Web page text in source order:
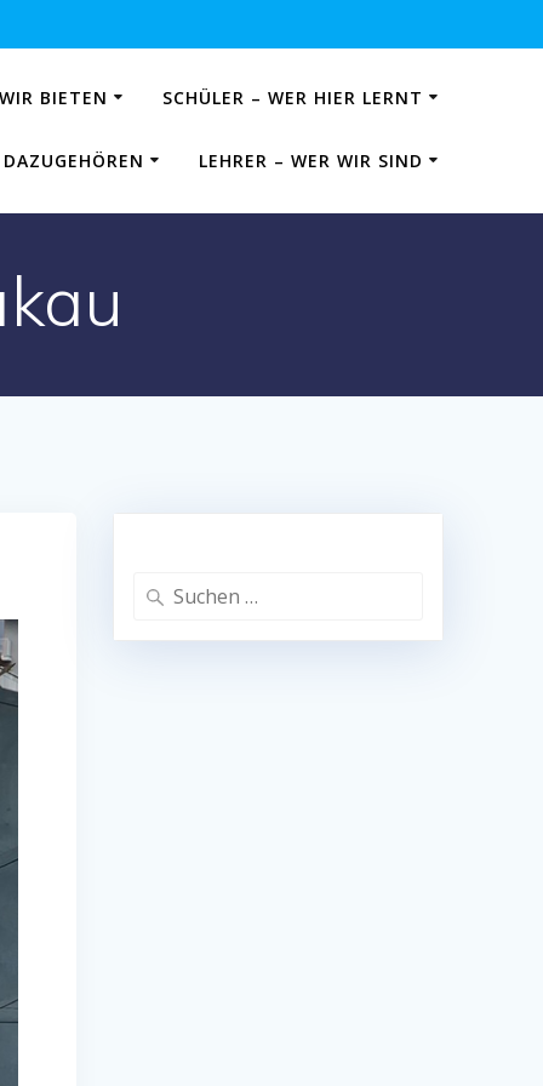
BIETEN SCHÜLER – WER HIER LERNT
LEHRER – WER WIR SIND
Suchen
nach: